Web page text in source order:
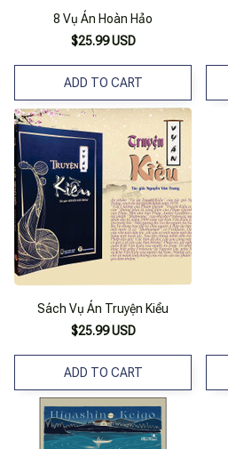
8 Vụ Án Hoàn Hảo
$25.99 USD
ADD TO CART
Sách Vụ Án Truyện Kiều
$25.99 USD
ADD TO CART